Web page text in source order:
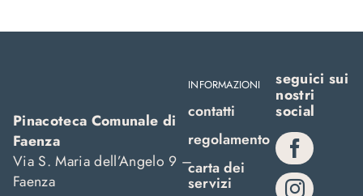
Pinacoteca Comunale di
Faenza
Via S. Maria dell’Angelo 9 –
Faenza
INFORMAZIONI
contatti
regolamento
carta dei
servizi
seguici sui
nostri
social